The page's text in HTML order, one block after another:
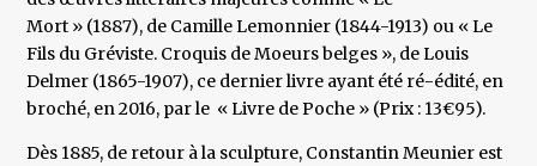
Mort » (1887), de Camille Lemonnier (1844-1913) ou « Le
Fils du Gréviste. Croquis de Moeurs belges », de Louis
Delmer (1865-1907), ce dernier livre ayant été ré-édité, en
broché, en 2016, par le « Livre de Poche » (Prix : 13€95).
Dès 1885, de retour à la sculpture, Constantin Meunier est